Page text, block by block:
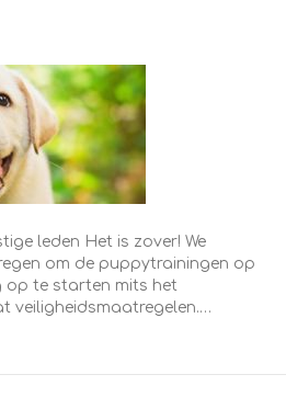
leden Het is zover! We
om de puppytrainingen op
op te starten mits het
veiligheidsmaatregelen.…